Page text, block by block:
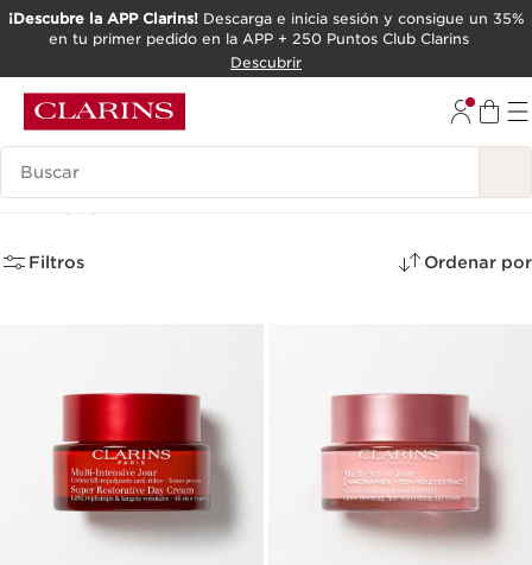
IR AL CONTENIDO
¡Descubre la APP Clarins!Descarga e inicia sesión y consigue un 35%
en tu primer pedido en la APP + 250 Puntos Club Clarins
Descubrir
Leyenda
Día (17)
Filtros Ordenar por